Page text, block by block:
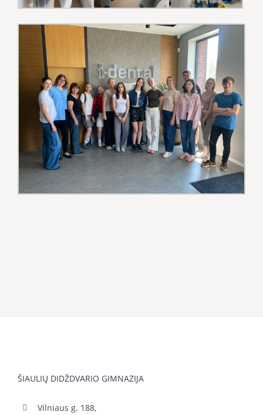
ŠIAULIŲ DIDŽDVARIO GIMNAZIJA
Vilniaus g. 188,